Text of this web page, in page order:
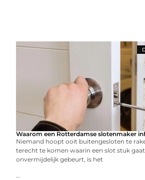
Waarom een Rotterdamse slotenmaker
Niemand hoopt ooit buitengesloten te
terecht te komen waarin een slot stuk
onvermijdelijk gebeurt, is het
...